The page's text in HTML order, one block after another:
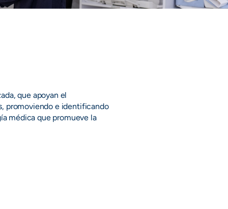
que apoyan el
promoviendo e identificando
médica que promueve la